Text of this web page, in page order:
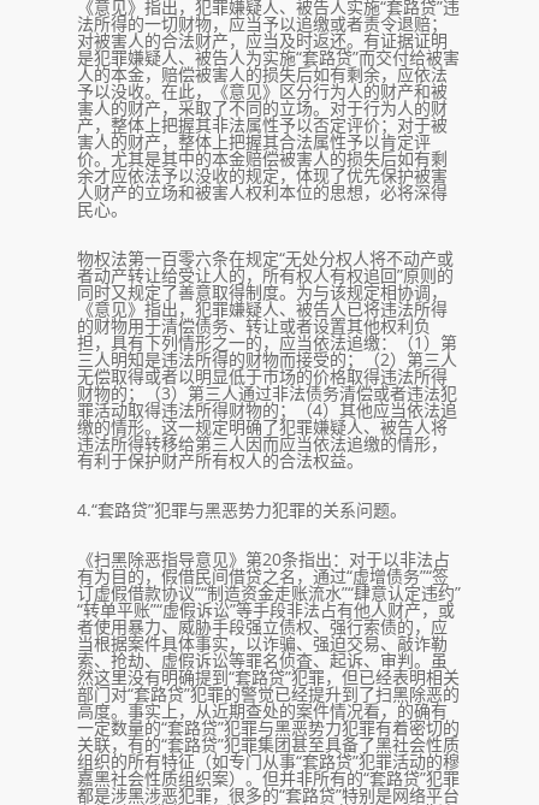
《意见》指出，犯罪嫌疑人、被告人实施“套路贷”违
法所得的一切财物，应当予以追缴或者责令退赔；
对被害人的合法财产，应当及时返还。有证据证明
是犯罪嫌疑人、被告人为实施“套路贷”而交付给被害
人的本金，赔偿被害人的损失后如有剩余，应依法
予以没收。在此，《意见》区分行为人的财产和被
害人的财产，采取了不同的立场。对于行为人的财
产，整体上把握其非法属性予以否定评价；对于被
害人的财产，整体上把握其合法属性予以肯定评
价。尤其是其中的本金赔偿被害人的损失后如有剩
余才应依法予以没收的规定，体现了优先保护被害
人财产的立场和被害人权利本位的思想，必将深得
民心。
物权法第一百零六条在规定“无处分权人将不动产或
者动产转让给受让人的，所有权人有权追回”原则的
同时又规定了善意取得制度。为与该规定相协调，
《意见》指出，犯罪嫌疑人、被告人已将违法所得
的财物用于清偿债务、转让或者设置其他权利负
担，具有下列情形之一的，应当依法追缴：（1）第
三人明知是违法所得的财物而接受的；（2）第三人
无偿取得或者以明显低于市场的价格取得违法所得
财物的；（3）第三人通过非法债务清偿或者违法犯
罪活动取得违法所得财物的；（4）其他应当依法追
缴的情形。这一规定明确了犯罪嫌疑人、被告人将
违法所得转移给第三人因而应当依法追缴的情形，
有利于保护财产所有权人的合法权益。
4.“套路贷”犯罪与黑恶势力犯罪的关系问题。
《扫黑除恶指导意见》第20条指出：对于以非法占
有为目的，假借民间借贷之名，通过“虚增债务”“签
订虚假借款协议”“制造资金走账流水”“肆意认定违约”
“转单平账”“虚假诉讼”等手段非法占有他人财产，或
者使用暴力、威胁手段强立债权、强行索债的，应
当根据案件具体事实，以诈骗、强迫交易、敲诈勒
索、抢劫、虚假诉讼等罪名侦査、起诉、审判。虽
然这里没有明确提到“套路贷”犯罪，但已经表明相关
部门对“套路贷”犯罪的警觉已经提升到了扫黑除恶的
高度。事实上，从近期查处的案件情况看，的确有
一定数量的“套路贷”犯罪与黑恶势力犯罪有着密切的
关联，有的“套路贷”犯罪集团甚至具备了黑社会性质
组织的所有特征（如专门从事“套路贷”犯罪活动的穆
嘉黑社会性质组织案）。但并非所有的“套路贷”犯罪
都是涉黑涉恶犯罪，很多的“套路贷”特别是网络平台